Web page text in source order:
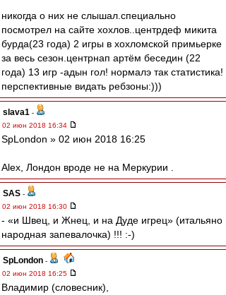
никогда о них не слышал.специально
посмотрел на сайте хохлов..центрдеф микита
бурда(23 года) 2 игры в хохломской примьерке
за весь сезон.центрнап артём беседин (22
года) 13 игр -адын гол! нормалэ так статистика!
перспективные видать ребзоны:)))
slava1 -
02 июн 2018 16:34
SpLondon » 02 июн 2018 16:25
Аlex, Лондон вроде не на Меркурии .
SAS -
02 июн 2018 16:30
- «и Швец, и Жнец, и на Дуде игрец» (итальяно
народная запевалочка) !!! :-)
SpLondon -
02 июн 2018 16:25
Владимир (словесник),